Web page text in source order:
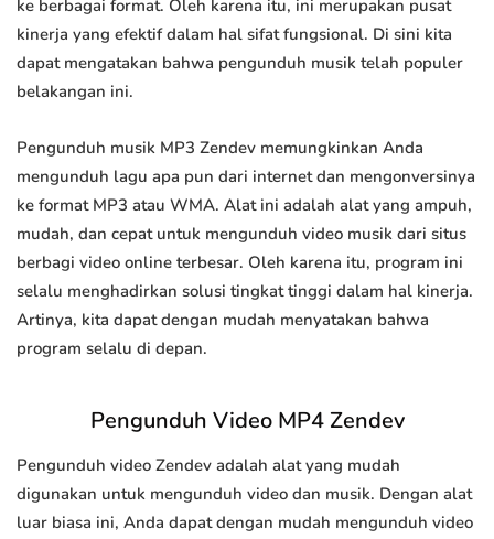
ke berbagai format. Oleh karena itu, ini merupakan pusat
kinerja yang efektif dalam hal sifat fungsional. Di sini kita
dapat mengatakan bahwa pengunduh musik telah populer
belakangan ini.
Pengunduh musik MP3 Zendev memungkinkan Anda
mengunduh lagu apa pun dari internet dan mengonversinya
ke format MP3 atau WMA. Alat ini adalah alat yang ampuh,
mudah, dan cepat untuk mengunduh video musik dari situs
berbagi video online terbesar. Oleh karena itu, program ini
selalu menghadirkan solusi tingkat tinggi dalam hal kinerja.
Artinya, kita dapat dengan mudah menyatakan bahwa
program selalu di depan.
Pengunduh Video MP4 Zendev
Pengunduh video Zendev adalah alat yang mudah
digunakan untuk mengunduh video dan musik. Dengan alat
luar biasa ini, Anda dapat dengan mudah mengunduh video